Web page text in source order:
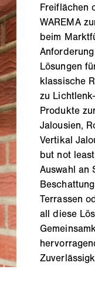
Freiflächen
WAREMA
beim
Lösungen
klassische
zu
Produkte
Jalousien,
Vertikal
but not
Auswahl an
Terrassen
all diese